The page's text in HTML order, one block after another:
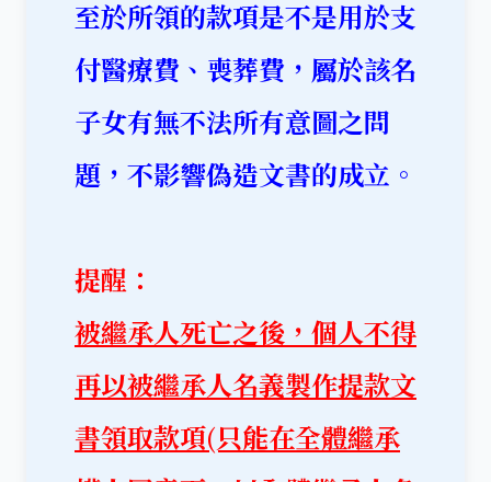
至於所領的款項是不是用於支
付醫療費、喪葬費，屬於該名
子女有無不法所有意圖之問
題，不影響偽造文書的成立。
提醒：
被繼承人死亡之後，個人不得
再以被繼承人名義製作提款文
書領取款項(只能在全體繼承